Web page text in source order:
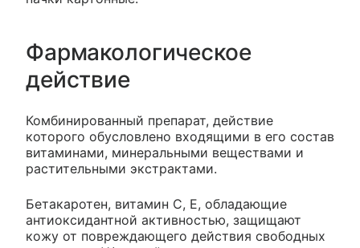
Фармакологическое
действие
Комбинированный препарат, действие
которого обусловлено входящими в его состав
витаминами, минеральными веществами и
растительными экстрактами.
Бетакаротен, витамин С, Е, обладающие
антиоксидантной активностью, защищают
кожу от повреждающего действия свободных